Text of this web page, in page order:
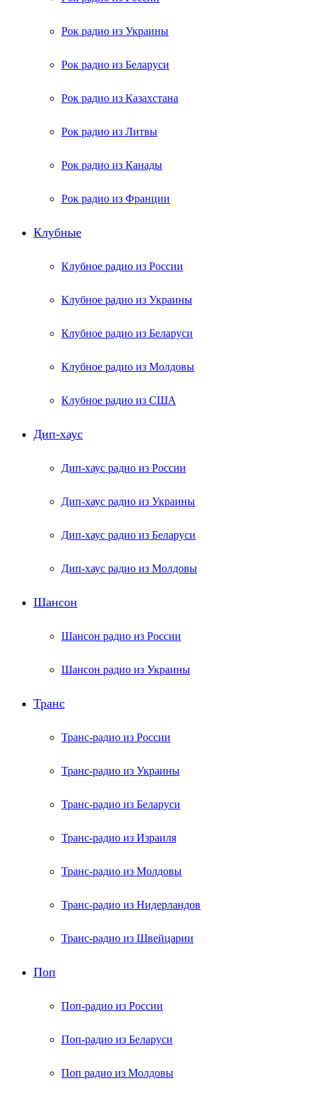
Рок радио из Украины
Рок радио из Беларуси
Рок радио из Казахстана
Рок радио из Литвы
Рок радио из Канады
Рок радио из Франции
Клубные
Клубное радио из России
Клубное радио из Украины
Клубное радио из Беларуси
Клубное радио из Молдовы
Клубное радио из США
Дип-хаус
Дип-хаус радио из России
Дип-хаус радио из Украины
Дип-хаус радио из Беларуси
Дип-хаус радио из Молдовы
Шансон
Шансон радио из России
Шансон радио из Украины
Транс
Транс-радио из России
Транс-радио из Украины
Транс-радио из Беларуси
Транс-радио из Израиля
Транс-радио из Молдовы
Транс-радио из Нидерландов
Транс-радио из Швейцарии
Поп
Поп-радио из России
Поп-радио из Беларуси
Поп радио из Молдовы